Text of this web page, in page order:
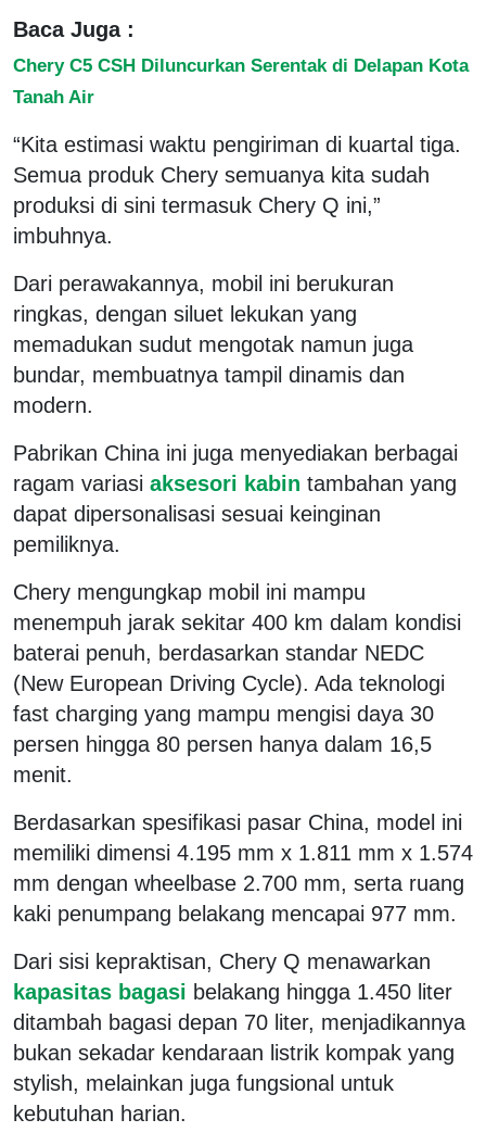
Baca Juga :
Chery C5 CSH Diluncurkan Serentak di Delapan Kota
Tanah Air
“Kita estimasi waktu pengiriman di kuartal tiga.
Semua produk Chery semuanya kita sudah
produksi di sini termasuk Chery Q ini,”
imbuhnya.
Dari perawakannya, mobil ini berukuran
ringkas, dengan siluet lekukan yang
memadukan sudut mengotak namun juga
bundar, membuatnya tampil dinamis dan
modern.
Pabrikan China ini juga menyediakan berbagai
ragam variasi aksesori kabin tambahan yang
dapat dipersonalisasi sesuai keinginan
pemiliknya.
Chery mengungkap mobil ini mampu
menempuh jarak sekitar 400 km dalam kondisi
baterai penuh, berdasarkan standar NEDC
(New European Driving Cycle). Ada teknologi
fast charging yang mampu mengisi daya 30
persen hingga 80 persen hanya dalam 16,5
menit.
Berdasarkan spesifikasi pasar China, model ini
memiliki dimensi 4.195 mm x 1.811 mm x 1.574
mm dengan wheelbase 2.700 mm, serta ruang
kaki penumpang belakang mencapai 977 mm.
‎Dari sisi kepraktisan, Chery Q menawarkan
kapasitas bagasi belakang hingga 1.450 liter
ditambah bagasi depan 70 liter, menjadikannya
bukan sekadar kendaraan listrik kompak yang
stylish, melainkan juga fungsional untuk
kebutuhan harian.